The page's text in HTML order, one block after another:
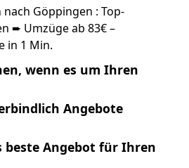
Göppingen : Top-
➨ Umzüge ab 83€ –
in 1 Min.
wenn es um Ihren
Angebote
beste Angebot für Ihren